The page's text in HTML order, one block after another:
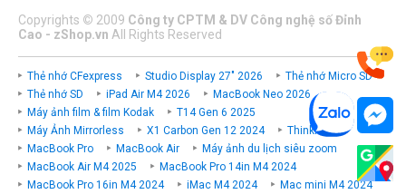
Copyrights © 2009 Công ty CPTM & DV Công nghệ số Đỉnh
Cao - zShop.vn All Rights Reserved
Thẻ nhớ CFexpress Studio Display 27" 2026
Thẻ nhớ Micro SD
Thẻ nhớ SD
iPad Air M4 2026
MacBook Neo 2026
Máy ảnh film & film Kodak
T14 Gen 6 2025
Máy Ảnh Mirrorless
X1 Carbon Gen 12 2024
ThinkPad P
MacBook Pro
MacBook Air
Máy ảnh du lịch siêu zoom
MacBook Air M4 2025
MacBook Pro 14in M4 2024
MacBook Pro 16in M4 2024
iMac M4 2024 Mac mini M4 2024